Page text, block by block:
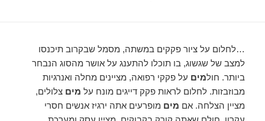
…לחלום על ציור פקקים במשתה, מסמל שבקרוב תיכנסו
למצב של שגשוג, בו תוכלו להתענג על אושר מהסוג הנבחר
ביותר. חולמים על פקקי רפואה, מציינים מחלה ואנרגיות
מבוזבזות. לחלום לראות פקק דייגים מונח על מים צלולים,
מציין הצלחה. אם מים מופרעים אתה ירגיז אנשים חסרי